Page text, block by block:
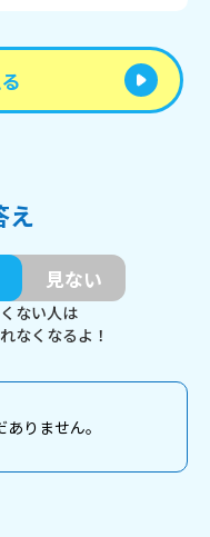
え
見ない
ない人は
なくなるよ！
りません。